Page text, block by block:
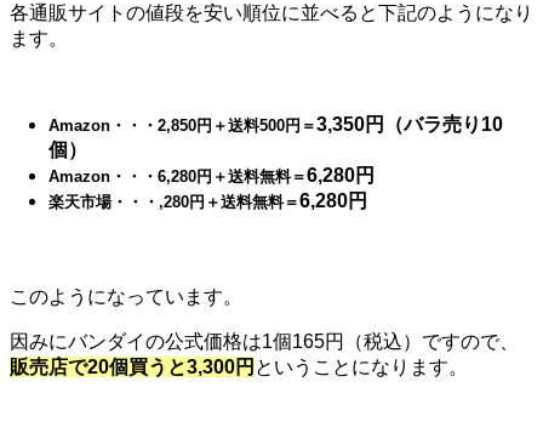
各通販サイトの値段を安い順位に並べると下記のようになり
ます。
Amazon・・・2,850円＋送料500円＝3,350円（バラ売り10
個）
Amazon・・・6,280円＋送料無料＝6,280円
楽天市場・・・ ,280円＋送料無料＝6,280円
このようになっています。
因みにバンダイの公式価格は1個165円（税込）ですので、
販売店で20個買うと3,300円 ということになります。